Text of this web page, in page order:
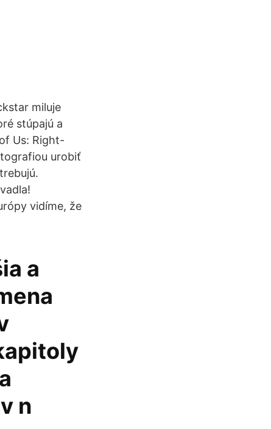
miluje
stúpajú a
Us: Right-
urobiť
vidíme, že
a
n